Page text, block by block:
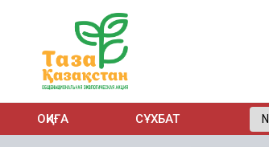
ОҚИҒА СҰХБАТ